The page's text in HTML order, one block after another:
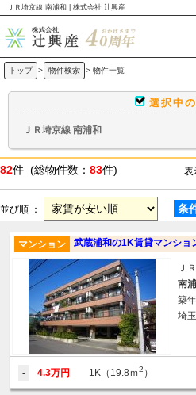
ＪＲ埼京線 南浦和 | 株式会社 辻興産
トップ > 物件検索 > 物件一覧
選択中
ＪＲ埼京線 南浦和
82件 (総物件数： 83件) 表
並び順 ： 条
武蔵浦和の1K賃貸マンショ
マンション
Ｊ
南
築
埼
- 4.3万円 1K（19.8ｍ2 ）